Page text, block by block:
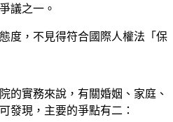
議之一。
度，不見得符合國際人權法「保
的實務來說，有關婚姻、家庭、
發現，主要的爭點有二：